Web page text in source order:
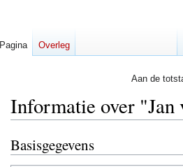
Aan de
Informatie over "Jan
Naar
navigatie
Naar
zoeken
Basisgegevens
Pagina Overleg